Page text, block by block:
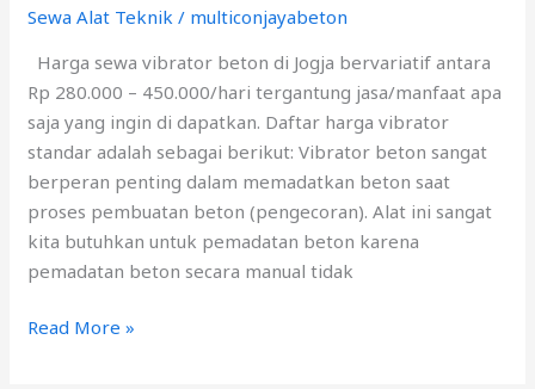
Sewa Alat Teknik / multiconjayabeton
Harga sewa vibrator beton di Jogja bervariatif antara
Rp 280.000 – 450.000/hari tergantung jasa/manfaat apa
saja yang ingin di dapatkan. Daftar harga vibrator
standar adalah sebagai berikut: Vibrator beton sangat
berperan penting dalam memadatkan beton saat
proses pembuatan beton (pengecoran). Alat ini sangat
kita butuhkan untuk pemadatan beton karena
pemadatan beton secara manual tidak
Read More »